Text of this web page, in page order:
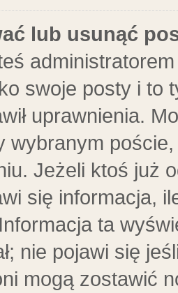
lub usunąć
swoje posty i to
uprawnienia.
wybranym
Jeżeli ktoś już
się informacja,
ta
nie pojawi się
mogą zostawić